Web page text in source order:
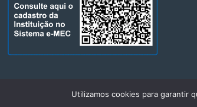
Utilizamos cookies para garantir